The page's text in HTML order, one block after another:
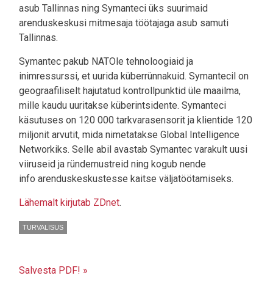
asub Tallinnas ning Symanteci üks suurimaid
arenduskeskusi mitmesaja töötajaga asub samuti
Tallinnas.
Symantec pakub NATOle tehnoloogiaid ja
inimressurssi, et uurida küberrünnakuid. Symantecil on
geograafiliselt hajutatud kontrollpunktid üle maailma,
mille kaudu uuritakse küberintsidente. Symanteci
käsutuses on 120 000 tarkvarasensorit ja klientide 120
miljonit arvutit, mida nimetatakse Global Intelligence
Networkiks. Selle abil avastab Symantec varakult uusi
viiruseid ja ründemustreid ning kogub nende
info arenduskeskustesse kaitse väljatöötamiseks.
Lähemalt kirjutab ZDnet.
TURVALISUS
Salvesta PDF! »